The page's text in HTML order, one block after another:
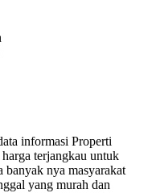
informasi Properti
terjangkau untuk
banyak nya masyarakat
yang murah dan